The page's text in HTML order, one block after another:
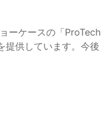
ーケースの「ProTech
提供しています。今後